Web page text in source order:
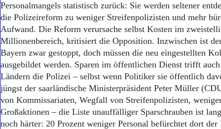
Kontakt
Impressum
Datenschutz
Personalmangels statistisch zurück: Sie werden seltener
die Polizeireform zu weniger Streifenpolizisten und mehr
Aufwand. Die Reform verursache selbst Kosten im
Millionenbereich, kritisiert die Opposition. Inzwischen ist
Bayern zwar gestoppt, doch müssen die neu eingestellten
ausgebildet werden. Sparen im öffentlichen Dienst trifft
Ländern die Polizei – selbst wenn Politiker sie öffentlich
jüngst der saarländische Ministerpräsident Peter Müller
von Kommissariaten, Wegfall von Streifenpolizisten,
Großaktionen – die Liste unauffälliger Sparschrauben ist
noch härter: 20 Prozent weniger Personal befürchtet dort der